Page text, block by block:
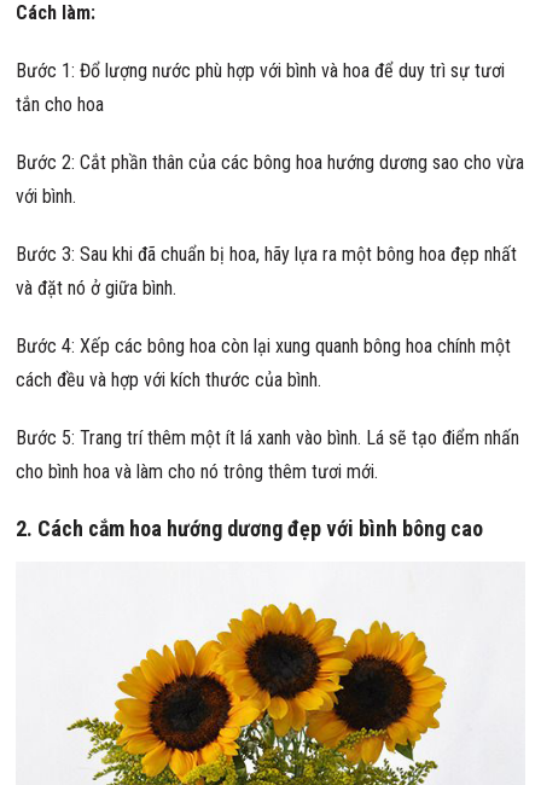
Cách làm:
Bước 1: Đổ lượng nước phù hợp với bình và hoa để duy trì sự tươi
tắn cho hoa
Bước 2: Cắt phần thân của các bông hoa hướng dương sao cho vừa
với bình.
Bước 3: Sau khi đã chuẩn bị hoa, hãy lựa ra một bông hoa đẹp nhất
và đặt nó ở giữa bình.
Bước 4: Xếp các bông hoa còn lại xung quanh bông hoa chính một
cách đều và hợp với kích thước của bình.
Bước 5: Trang trí thêm một ít lá xanh vào bình. Lá sẽ tạo điểm nhấn
cho bình hoa và làm cho nó trông thêm tươi mới.
2. Cách cắm hoa hướng dương đẹp với bình bông cao